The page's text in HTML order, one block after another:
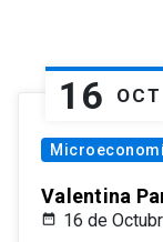
16 OCT
Valentina
16 de